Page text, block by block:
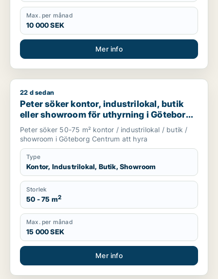
Max. per månad
10 000 SEK
Mer info
Peter söker kontor, industrilokal, butik eller showroom för
22 d sedan
Peter söker kontor, industrilokal, butik
eller showroom för uthyrning i Göteborg
Centrum
Peter söker 50-75 m² kontor / industrilokal / butik /
showroom i Göteborg Centrum att hyra
Type
Kontor, Industrilokal, Butik, Showroom
Storlek
50 - 75 m2
Max. per månad
15 000 SEK
Mer info